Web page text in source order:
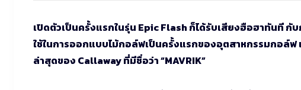
เปิดตัวเป็นครั้งแรกในรุ่น Epic Flash ก็ได้รับเสียงฮือฮาทันที กั
ใช้ในการออกแบบไม้กอล์ฟเป็นครั้งแรกของอุตสาหกรรมกอล์ฟ
ล่าสุดของ Callaway ที่มีชื่อว่า “MAVRIK”